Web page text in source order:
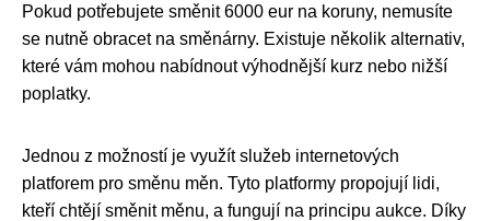
Pokud potřebujete směnit 6000 eur na koruny, nemusíte
se nutně obracet na směnárny. Existuje několik alternativ,
které vám mohou nabídnout výhodnější kurz nebo nižší
poplatky.
Jednou z možností je využít služeb internetových
platforem pro směnu měn. Tyto platformy propojují lidi,
kteří chtějí směnit měnu, a fungují na principu aukce. Díky